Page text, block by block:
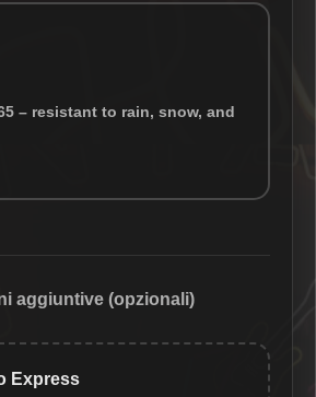
– resistant to rain, snow, and
aggiuntive (opzionali)
Express